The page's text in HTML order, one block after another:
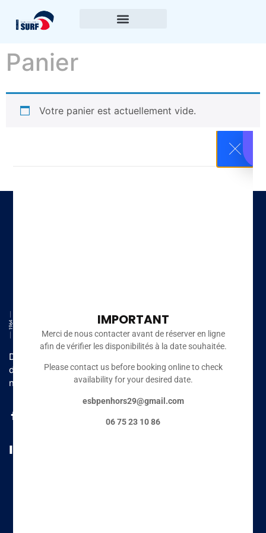
Panier
Votre panier est actuellement vide.
Depuis 2003, l’ESB Penhors, l’une des plus belles écoles
de surf de France vous accueille toute l’année au sein du
nouveau pôle nautique situé à 10 mètres de la plage.
INFOS
IMPORTANT
Merci de nous contacter avant de réserver en ligne
afin de vérifier les disponibilités à la date souhaitée.
Please contact us before booking online to check
availability for your desired date.
esbpenhors29@gmail.com
06 75 23 10 86